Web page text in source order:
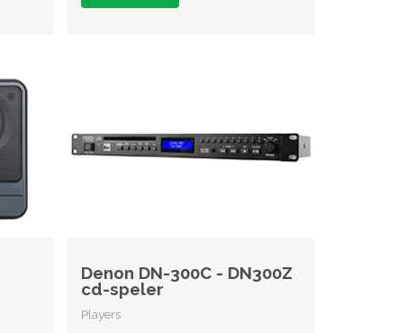
Denon DN-300C - DN300Z
cd-speler
Players